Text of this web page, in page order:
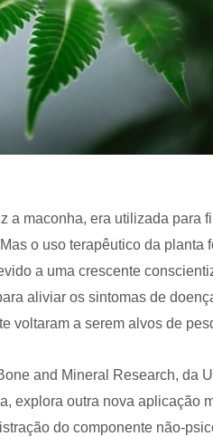
a maconha, era utilizada para
o uso terapêutico da planta
a uma crescente
aliviar os sintomas de
voltaram a serem alvos de
and Mineral Research, da
explora outra nova aplicação
do componente não-